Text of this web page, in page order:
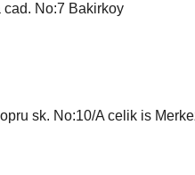
No:7 Bakirkoy
sk. No:10/A celik is